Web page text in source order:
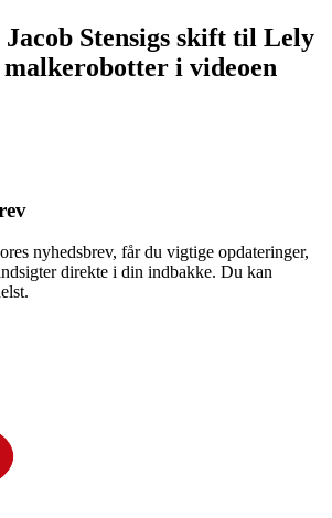
Stensigs skift til Lely
i videoen
nyhedsbrev, får du vigtige opdateringer,
direkte i din indbakke. Du kan